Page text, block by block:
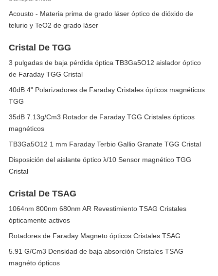
Acousto - Materia prima de grado láser óptico de dióxido de
telurio y TeO2 de grado láser
Cristal De TGG
3 pulgadas de baja pérdida óptica TB3Ga5O12 aislador óptico
de Faraday TGG Cristal
40dB 4" Polarizadores de Faraday Cristales ópticos magnéticos
TGG
35dB 7.13g/Cm3 Rotador de Faraday TGG Cristales ópticos
magnéticos
TB3Ga5O12 1 mm Faraday Terbio Gallio Granate TGG Cristal
Disposición del aislante óptico λ/10 Sensor magnético TGG
Cristal
Cristal De TSAG
1064nm 800nm 680nm AR Revestimiento TSAG Cristales
ópticamente activos
Rotadores de Faraday Magneto ópticos Cristales TSAG
5.91 G/Cm3 Densidad de baja absorción Cristales TSAG
magnéto ópticos